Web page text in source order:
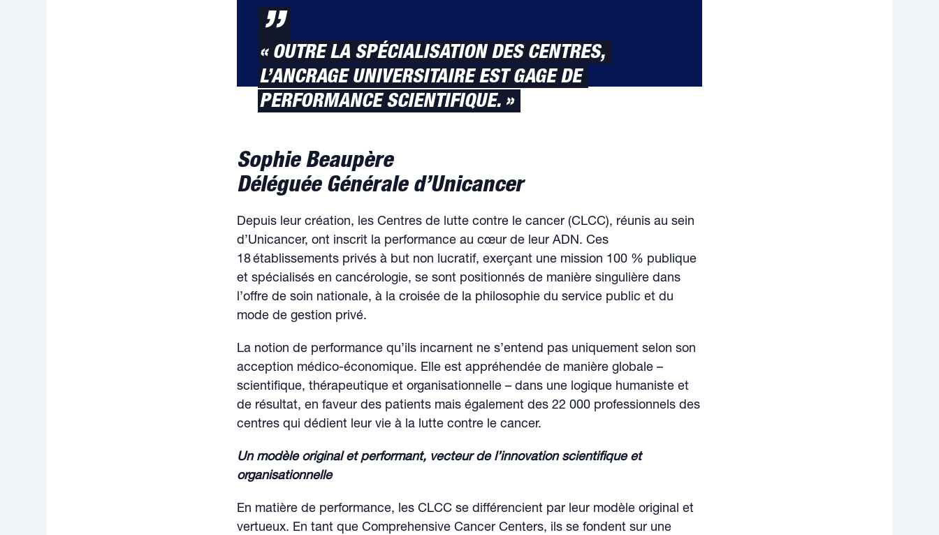
”
« OUTRE LA SPÉCIALISATION DES CENTRES,
L’ANCRAGE UNIVERSITAIRE EST GAGE DE
PERFORMANCE SCIENTIFIQUE. »
Sophie Beaupère
Déléguée Générale d’Unicancer
Depuis leur création, les Centres de lutte contre le cancer (CLCC), réunis au sein
d’Unicancer, ont inscrit la performance au cœur de leur ADN. Ces
18 établissements privés à but non lucratif, exerçant une mission 100 % publique
et spécialisés en cancérologie, se sont positionnés de manière singulière dans
l’offre de soin nationale, à la croisée de la philosophie du service public et du
mode de gestion privé.
La notion de performance qu’ils incarnent ne s’entend pas uniquement selon son
acception médico-économique. Elle est appréhendée de manière globale –
scientifique, thérapeutique et organisationnelle – dans une logique humaniste et
de résultat, en faveur des patients mais également des 22 000 professionnels des
centres qui dédient leur vie à la lutte contre le cancer.
Un modèle original et performant, vecteur de l’innovation scientifique et
organisationnelle
En matière de performance, les CLCC se différencient par leur modèle original et
vertueux. En tant que Comprehensive Cancer Centers, ils se fondent sur une